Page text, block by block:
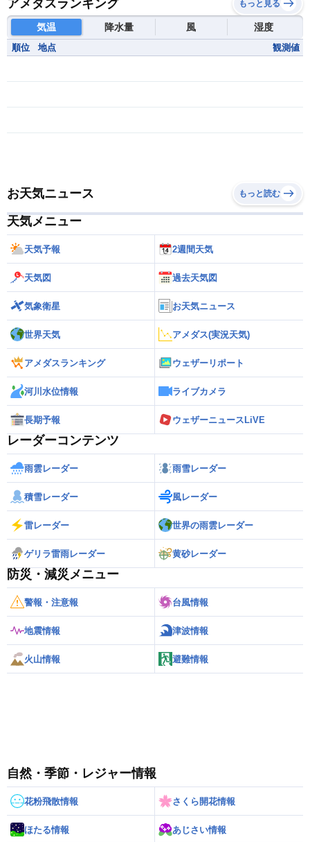
アメダスランキング もっと見る
気温 降水量 風 湿度
順位 地点 観測値
お天気ニュース もっと読む
天気メニュー
天気予報 2週間天気
天気図 過去天気図
気象衛星 お天気ニュース
世界天気 アメダス(実況天気)
アメダスランキング ウェザーリポート
河川水位情報 ライブカメラ
長期予報 ウェザーニュースLiVE
レーダーコンテンツ
雨雲レーダー 雨雪レーダー
積雪レーダー 風レーダー
雷レーダー 世界の雨雲レーダー
ゲリラ雷雨レーダー 黄砂レーダー
防災・減災メニュー
警報・注意報 台風情報
地震情報 津波情報
火山情報 避難情報
自然・季節・レジャー情報
花粉飛散情報 さくら開花情報
ほたる情報 あじさい情報